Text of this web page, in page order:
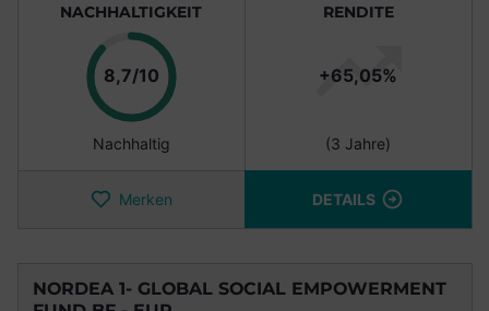
NACHHALTIGKEIT
8,7/10Punkte
Nachhaltig
RENDITE
+65,05%
(3 Jahre)
Merken DETAILS
NORDEA 1- GLOBAL SOCIAL EMPOWERMENT